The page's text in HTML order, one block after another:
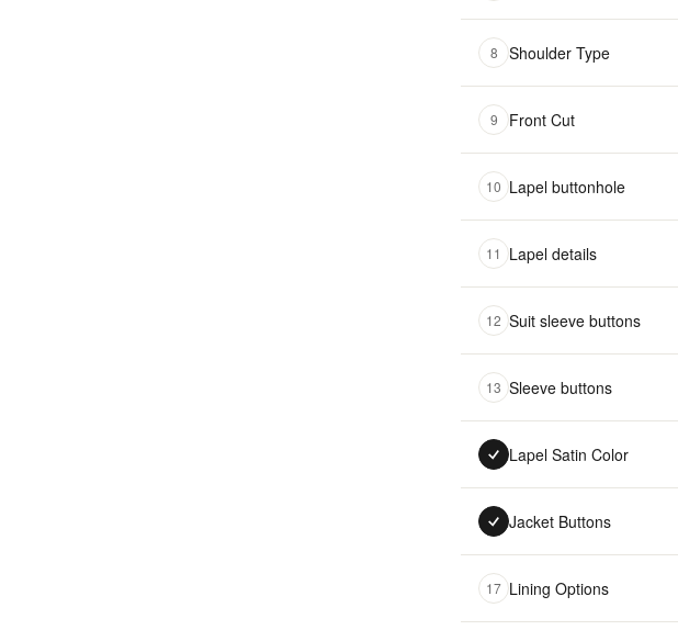
8 Shoulder Type
9 Front Cut
10 Lapel buttonhole
11 Lapel details
12 Suit sleeve buttons
13 Sleeve buttons
Lapel Satin Color
Jacket Buttons
17 Lining Options